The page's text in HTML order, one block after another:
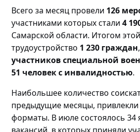
Всего за месяц провели 126
участниками которых стали 4
Самарской области. Итогом
трудоустройство 1 230 граждан
участников специальной
51 человек с инвалидностью.
Наибольшее количество
предыдущие месяцы,
форматы. В июле состоялось 34
вакансий, в которых приняли